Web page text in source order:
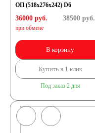
ОП (518x276x242) D6
36000 руб.
при обмене
38500руб.
В корзину
Купить в 1 клик
Под заказ 2 дня